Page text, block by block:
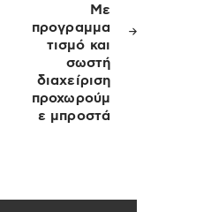
Με
προγραμμα
τισμό και
σωστή
διαχείριση
προχωρούμ
ε μπροστά